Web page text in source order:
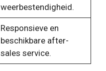
weerbestendigheid.
Responsieve en
beschikbare after-
sales service.